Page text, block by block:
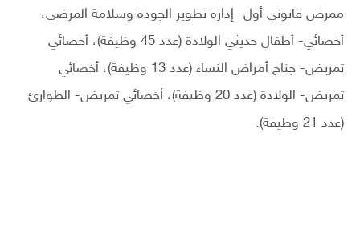
ممرض قانوني أول- إدارة تطوير الجودة وسلامة المرضى،
أخصائي- أطفال حديثي الولادة (عدد 45 وظيفة)، أخصائي
تمريض- جناح أمراض النساء (عدد 13 وظيفة)، أخصائي
تمريض- الولادة (عدد 20 وظيفة)، أخصائي تمريض- الطوارئ
(عدد 21 وظيفة).